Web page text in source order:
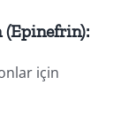
için